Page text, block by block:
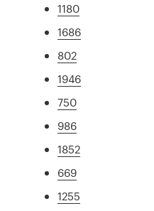
1180
1686
802
1946
750
986
1852
669
1255